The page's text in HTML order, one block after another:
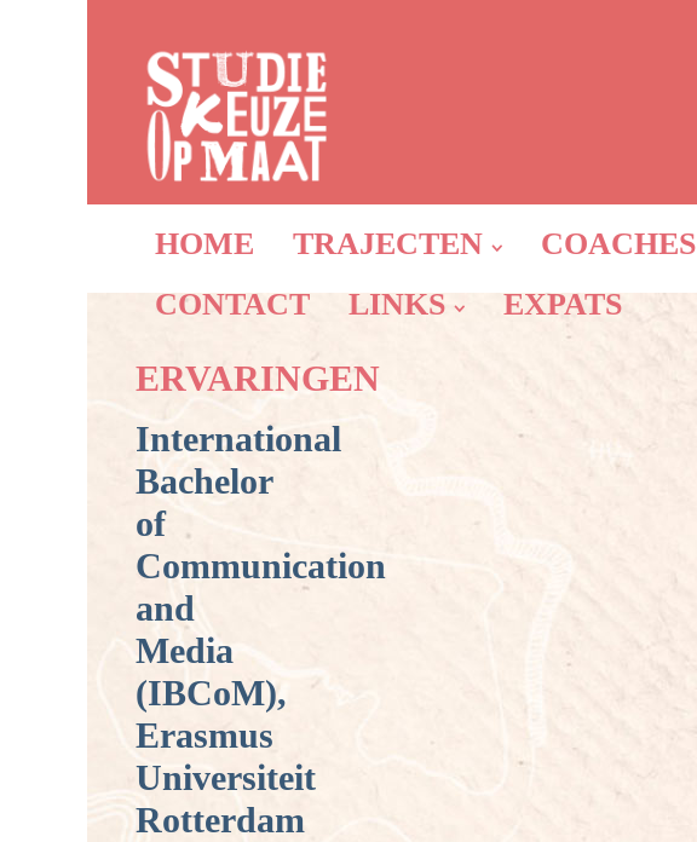
HOME TRAJECTEN COACHES
CONTACT
LINKS EXPATS
ERVARINGEN
International
Bachelor
of
Communication
and
Media
(IBCoM),
Erasmus
Universiteit
Rotterdam